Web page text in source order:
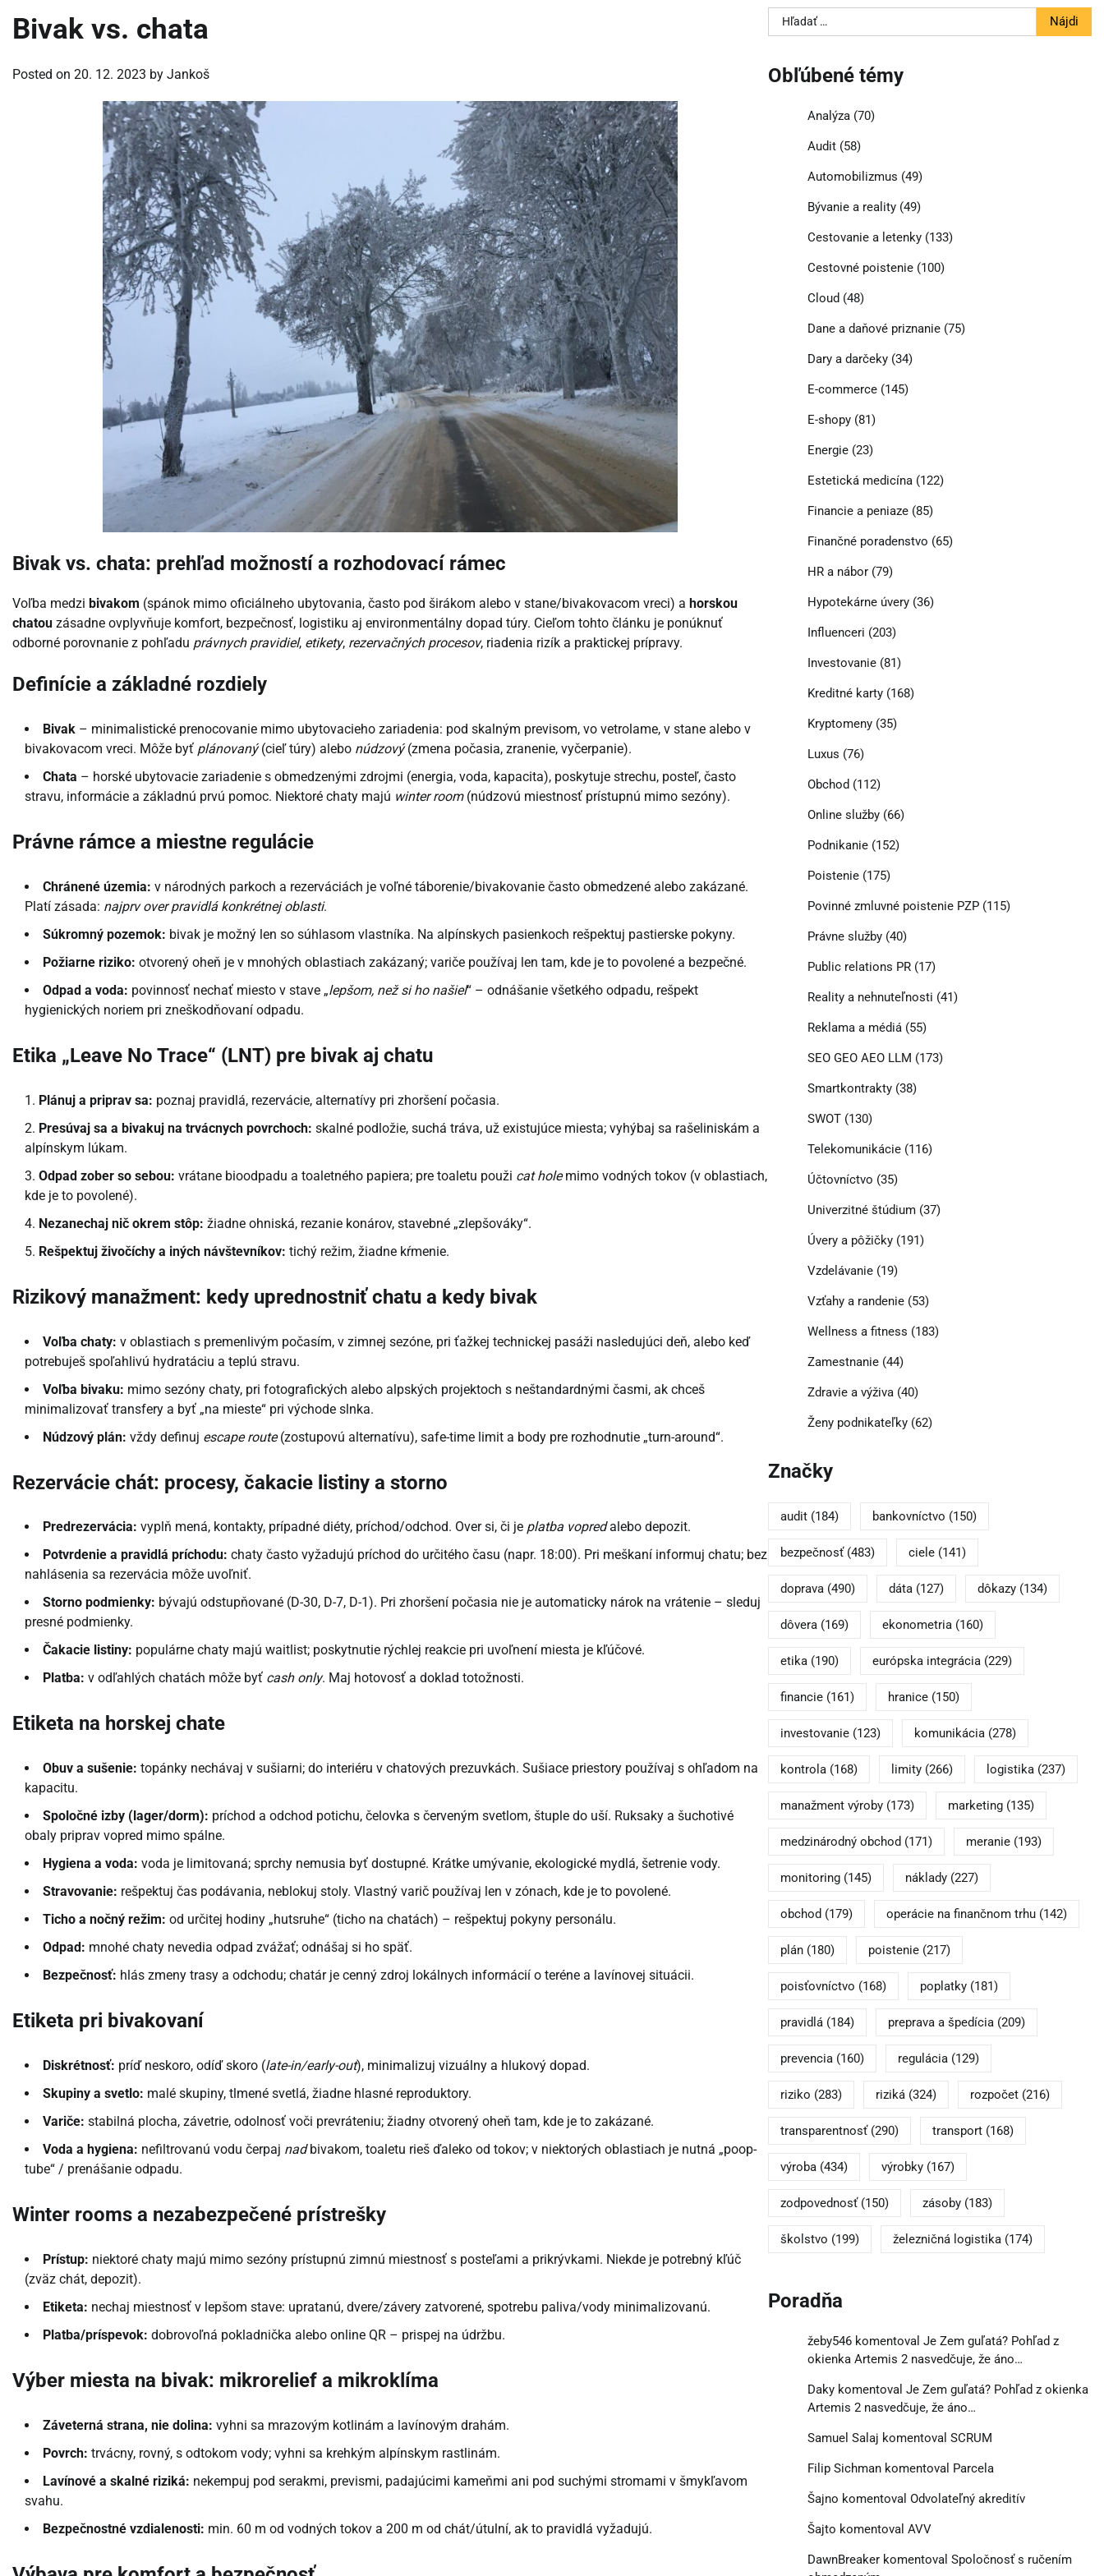
Bivak vs. chata
Posted on 20. 12. 2023 by Jankoš
Bivak vs. chata: prehľad možností a rozhodovací rámec
Voľba medzi bivakom (spánok mimo oficiálneho ubytovania, často pod širákom alebo v stane/bivakovacom vreci) a horskou
chatou zásadne ovplyvňuje komfort, bezpečnosť, logistiku aj environmentálny dopad túry. Cieľom tohto článku je ponúknuť
odborné porovnanie z pohľadu právnych pravidiel, etikety, rezervačných procesov, riadenia rizík a praktickej prípravy.
Definície a základné rozdiely
Bivak – minimalistické prenocovanie mimo ubytovacieho zariadenia: pod skalným previsom, vo vetrolame, v stane alebo v
bivakovacom vreci. Môže byť plánovaný(cieľ túry) alebo núdzový(zmena počasia, zranenie, vyčerpanie).
Chata – horské ubytovacie zariadenie s obmedzenými zdrojmi (energia, voda, kapacita), poskytuje strechu, posteľ, často
stravu, informácie a základnú prvú pomoc. Niektoré chaty majú winter room(núdzovú miestnosť prístupnú mimo sezóny).
Právne rámce a miestne regulácie
Chránené územia: v národných parkoch a rezerváciách je voľné táborenie/bivakovanie často obmedzené alebo zakázané.
Platí zásada: najprv over pravidlá konkrétnej oblasti.
Súkromný pozemok: bivak je možný len so súhlasom vlastníka. Na alpínskych pasienkoch rešpektuj pastierske pokyny.
Požiarne riziko: otvorený oheň je v mnohých oblastiach zakázaný; variče používaj len tam, kde je to povolené a bezpečné.
Odpad a voda: povinnosť nechať miesto v stave „lepšom, než si ho našiel“ – odnášanie všetkého odpadu, rešpekt
hygienických noriem pri zneškodňovaní odpadu.
Etika „Leave No Trace“ (LNT) pre bivak aj chatu
Plánuj a priprav sa: poznaj pravidlá, rezervácie, alternatívy pri zhoršení počasia.
Presúvaj sa a bivakuj na trvácnych povrchoch: skalné podložie, suchá tráva, už existujúce miesta; vyhýbaj sa rašeliniskám a
alpínskym lúkam.
Odpad zober so sebou: vrátane bioodpadu a toaletného papiera; pre toaletu použi cat holemimo vodných tokov (v oblastiach,
kde je to povolené).
Nezanechaj nič okrem stôp: žiadne ohniská, rezanie konárov, stavebné „zlepšováky“.
Rešpektuj živočíchy a iných návštevníkov: tichý režim, žiadne kŕmenie.
Rizikový manažment: kedy uprednostniť chatu a kedy bivak
Voľba chaty: v oblastiach s premenlivým počasím, v zimnej sezóne, pri ťažkej technickej pasáži nasledujúci deň, alebo keď
potrebuješ spoľahlivú hydratáciu a teplú stravu.
Voľba bivaku: mimo sezóny chaty, pri fotografických alebo alpských projektoch s neštandardnými časmi, ak chceš
minimalizovať transfery a byť „na mieste“ pri východe slnka.
Núdzový plán: vždy definuj escape route(zostupovú alternatívu), safe-time limit a body pre rozhodnutie „turn-around“.
Rezervácie chát: procesy, čakacie listiny a storno
Predrezervácia: vyplň mená, kontakty, prípadné diéty, príchod/odchod. Over si, či je platba vopredalebo depozit.
Potvrdenie a pravidlá príchodu: chaty často vyžadujú príchod do určitého času (napr. 18:00). Pri meškaní informuj chatu; bez
nahlásenia sa rezervácia môže uvoľniť.
Storno podmienky: bývajú odstupňované (D-30, D-7, D-1). Pri zhoršení počasia nie je automaticky nárok na vrátenie – sleduj
presné podmienky.
Čakacie listiny: populárne chaty majú waitlist; poskytnutie rýchlej reakcie pri uvoľnení miesta je kľúčové.
Platba: v odľahlých chatách môže byť cash only. Maj hotovosť a doklad totožnosti.
Etiketa na horskej chate
Obuv a sušenie: topánky nechávaj v sušiarni; do interiéru v chatových prezuvkách. Sušiace priestory používaj s ohľadom na
kapacitu.
Spoločné izby (lager/dorm): príchod a odchod potichu, čelovka s červeným svetlom, štuple do uší. Ruksaky a šuchotivé
obaly priprav vopred mimo spálne.
Hygiena a voda: voda je limitovaná; sprchy nemusia byť dostupné. Krátke umývanie, ekologické mydlá, šetrenie vody.
Stravovanie: rešpektuj čas podávania, neblokuj stoly. Vlastný varič používaj len v zónach, kde je to povolené.
Ticho a nočný režim: od určitej hodiny „hutsruhe“ (ticho na chatách) – rešpektuj pokyny personálu.
Odpad: mnohé chaty nevedia odpad zvážať; odnášaj si ho späť.
Bezpečnosť: hlás zmeny trasy a odchodu; chatár je cenný zdroj lokálnych informácií o teréne a lavínovej situácii.
Etiketa pri bivakovaní
Diskrétnosť: príď neskoro, odíď skoro (late-in/early-out), minimalizuj vizuálny a hlukový dopad.
Skupiny a svetlo: malé skupiny, tlmené svetlá, žiadne hlasné reproduktory.
Variče: stabilná plocha, závetrie, odolnosť voči prevráteniu; žiadny otvorený oheň tam, kde je to zakázané.
Voda a hygiena: nefiltrovanú vodu čerpaj nadbivakom, toaletu rieš ďaleko od tokov; v niektorých oblastiach je nutná „poop-
tube“ / prenášanie odpadu.
Winter rooms a nezabezpečené prístrešky
Prístup: niektoré chaty majú mimo sezóny prístupnú zimnú miestnosť s posteľami a prikrývkami. Niekde je potrebný kľúč
(zväz chát, depozit).
Etiketa: nechaj miestnosť v lepšom stave: upratanú, dvere/závery zatvorené, spotrebu paliva/vody minimalizovanú.
Platba/príspevok: dobrovoľná pokladnička alebo online QR – prispej na údržbu.
Výber miesta na bivak: mikrorelief a mikroklíma
Záveterná strana, nie dolina: vyhni sa mrazovým kotlinám a lavínovým drahám.
Povrch: trvácny, rovný, s odtokom vody; vyhni sa krehkým alpínskym rastlinám.
Lavínové a skalné riziká: nekempuj pod serakmi, prevismi, padajúcimi kameňmi ani pod suchými stromami v šmykľavom
svahu.
Bezpečnostné vzdialenosti: min. 60 m od vodných tokov a 200 m od chát/útulní, ak to pravidlá vyžadujú.
Hľadať:
Obľúbené témy
Analýza(70)
Audit(58)
Automobilizmus (49)
Bývanie a reality(49)
Cestovanie a letenky(133)
Cestovné poistenie(100)
Cloud (48)
Dane a daňové priznanie(75)
Dary a darčeky(34)
E-commerce(145)
E-shopy(81)
Energie(23)
Estetická medicína(122)
Financie a peniaze(85)
Finančné poradenstvo (65)
HR a nábor(79)
Hypotekárne úvery(36)
Influenceri (203)
Investovanie(81)
Kreditné karty(168)
Kryptomeny(35)
Luxus (76)
Obchod (112)
Online služby(66)
Podnikanie(152)
Poistenie(175)
Povinné zmluvné poistenie PZP(115)
Právne služby(40)
Public relations PR(17)
Reality a nehnuteľnosti (41)
Reklama a médiá(55)
SEO GEO AEO LLM (173)
Smartkontrakty(38)
SWOT(130)
Telekomunikácie(116)
Účtovníctvo (35)
Univerzitné štúdium(37)
Úvery a pôžičky(191)
Vzdelávanie(19)
Vzťahy a randenie(53)
Wellness a fitness (183)
Zamestnanie(44)
Zdravie a výživa(40)
Ženy podnikateľky(62)
Značky
audit(184) bankovníctvo (150)
bezpečnosť(483) ciele(141)
doprava(490) dáta(127) dôkazy(134)
dôvera(169) ekonometria(160)
etika(190) európska integrácia(229)
financie(161) hranice(150)
investovanie(123) komunikácia(278)
kontrola(168) limity(266) logistika(237)
manažment výroby(173) marketing(135)
medzinárodný obchod (171) meranie(193)
monitoring(145) náklady(227)
obchod (179) operácie na finančnom trhu(142)
plán(180) poistenie(217)
poisťovníctvo (168) poplatky(181)
pravidlá(184) preprava a špedícia(209)
prevencia(160) regulácia(129)
riziko (283) riziká(324) rozpočet(216)
transparentnosť(290) transport(168)
výroba(434) výrobky(167)
zodpovednosť(150) zásoby(183)
školstvo (199) železničná logistika(174)
Poradňa
žeby546komentoval Je Zem guľatá? Pohľad z
okienka Artemis 2 nasvedčuje, že áno…
Dakykomentoval Je Zem guľatá? Pohľad z okienka
Artemis 2 nasvedčuje, že áno…
Samuel Salaj komentoval SCRUM
Filip Sichmankomentoval Parcela
Šajno komentoval Odvolateľný akreditív
Šajto komentoval AVV
DawnBreakerkomentoval Spoločnosť s ručením